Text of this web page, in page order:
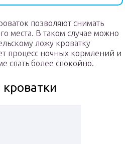
позволяют снимать
места. В таком случае можно
ложу кроватку
процесс ночных кормлений и
спать более спокойно.